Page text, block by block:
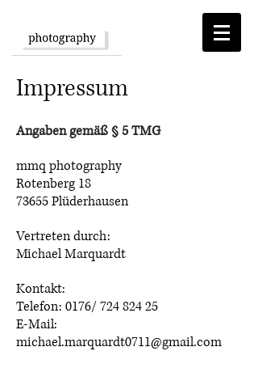
Impressum
Angaben gemäß § 5 TMG
mmq photography
Rotenberg 18
73655 Plüderhausen
Vertreten durch:
Michael Marquardt
Kontakt:
Telefon: 0176/724 824 25
E-Mail:
michael.marquardt0711@gmail.com